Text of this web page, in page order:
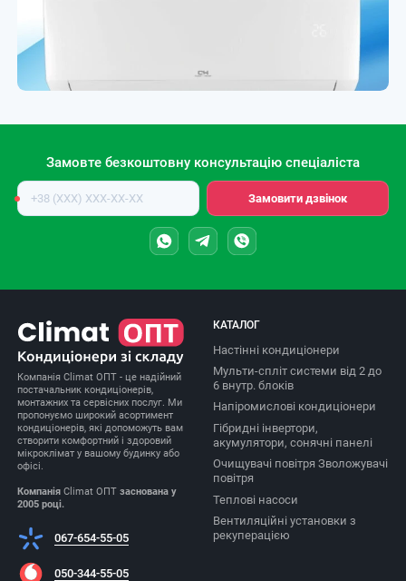
Замовте безкоштовну консультацію спеціаліста
Номер
телефону
Замовити дзвінок
Компанія Climat ОПТ - це надійний
постачальник кондиціонерів,
монтажних та сервісних послуг. Ми
пропонуємо широкий асортимент
кондиціонерів, які допоможуть вам
створити комфортний і здоровий
мікроклімат у вашому будинку або
офісі.
Компанія Climat ОПТзаснована у
2005 році.
067-654-55-05
050-344-55-05
КАТАЛОГ
Настінні кондиціонери
Мульти-спліт системи від 2 до
6 внутр. блоків
Напіромислові кондиціонери
Гібридні інвертори,
акумулятори, сонячні панелі
Очищувачі повітря Зволожувачі
повітря
Теплові насоси
Вентиляційні установки з
рекуперацією